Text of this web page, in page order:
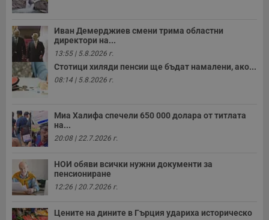
Иван Демерджиев смени трима областни
директори на...
13:55 | 5.8.2026 г.
Стотици хиляди пенсии ще бъдат намалени, ако...
08:14 | 5.8.2026 г.
Миа Халифа спечели 650 000 долара от титлата
на...
20:08 | 22.7.2026 г.
НОИ обяви всички нужни документи за
пенсиониране
12:26 | 20.7.2026 г.
Цените на дините в Гърция удариха историческо